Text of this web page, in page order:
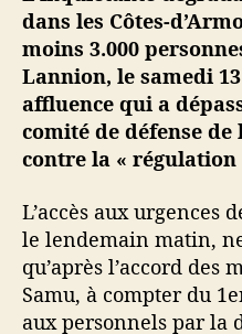
dans les Côtes-
moins 3.000
Lannion, le samedi
affluence qui a
comité de défense
contre la « régulation
L’accès aux urgences
le lendemain matin,
qu’après l’accord des
Samu, à compter du
aux personnels par la